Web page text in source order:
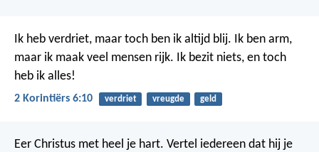
Ik heb verdriet, maar toch ben ik altijd blij. Ik ben arm,
maar ik maak veel mensen rijk. Ik bezit niets, en toch
heb ik alles!
2 Korintiërs 6:10 verdriet vreugde geld
Eer Christus met heel je hart. Vertel iedereen dat hij je